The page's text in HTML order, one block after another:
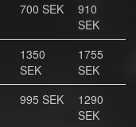
700 SEK
910
SEK
1350
SEK
1755
SEK
995 SEK
1290
SEK